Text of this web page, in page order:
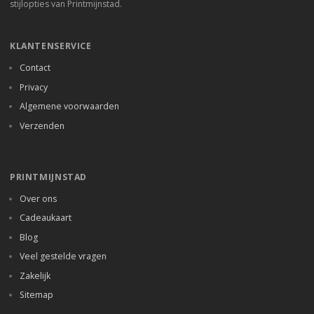
stijlopties van Printmijnstad.
KLANTENSERVICE
Contact
Privacy
Algemene voorwaarden
Verzenden
PRINTMIJNSTAD
Over ons
Cadeaukaart
Blog
Veel gestelde vragen
Zakelijk
Sitemap